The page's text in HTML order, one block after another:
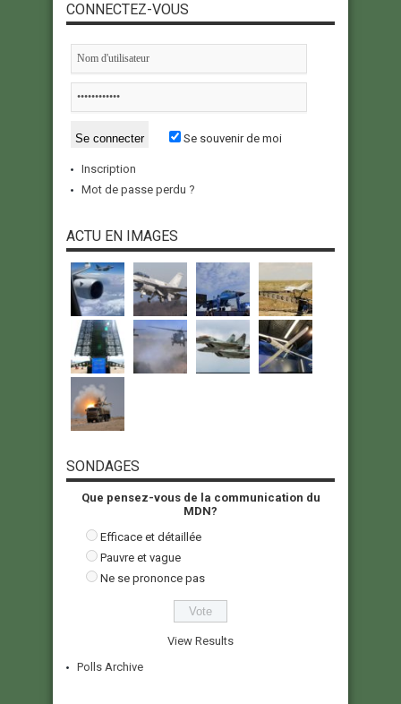
CONNECTEZ-VOUS
Se souvenir de moi
Inscription
Mot de passe perdu ?
ACTU EN IMAGES
SONDAGES
Que pensez-vous de la communication du
MDN?
Efficace et détaillée
Pauvre et vague
Ne se prononce pas
View Results
Polls Archive